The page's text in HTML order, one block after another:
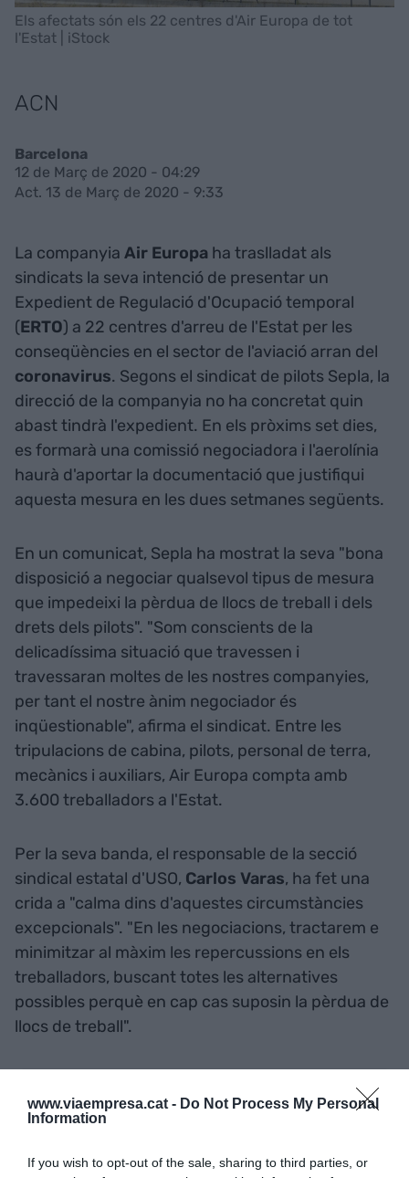
www.viaempresa.cat - Do Not Process My Personal
Information
If you wish to opt-out of the sale, sharing to third parties, or
Els afectats són els 22 centres d'Air Europa de tot
l'Estat | iStock
ACN
Barcelona
12 de Març de 2020 - 04:29
Act. 13 de Març de 2020 - 9:33
La companyia Air Europa ha traslladat als
sindicats la seva intenció de presentar un
Expedient de Regulació d'Ocupació temporal
(ERTO) a 22 centres d'arreu de l'Estat per les
conseqüències en el sector de l'aviació arran del
coronavirus. Segons el sindicat de pilots Sepla, la
direcció de la companyia no ha concretat quin
abast tindrà l'expedient. En els pròxims set dies,
es formarà una comissió negociadora i l'aerolínia
haurà d'aportar la documentació que justifiqui
aquesta mesura en les dues setmanes següents.
En un comunicat, Sepla ha mostrat la seva "bona
disposició a negociar qualsevol tipus de mesura
que impedeixi la pèrdua de llocs de treball i dels
drets dels pilots". "Som conscients de la
delicadíssima situació que travessen i
travessaran moltes de les nostres companyies,
per tant el nostre ànim negociador és
inqüestionable", afirma el sindicat. Entre les
tripulacions de cabina, pilots, personal de terra,
mecànics i auxiliars, Air Europa compta amb
3.600 treballadors a l'Estat.
Per la seva banda, el responsable de la secció
sindical estatal d'USO, Carlos Varas, ha fet una
crida a "calma dins d'aquestes circumstàncies
excepcionals". "En les negociacions, tractarem e
minimitzar al màxim les repercussions en els
treballadors, buscant totes les alternatives
possibles perquè en cap cas suposin la pèrdua de
llocs de treball".
com a font preferida de
Google de forma gratuïta
Estigues informat amb les últimes notícies d'actualitat